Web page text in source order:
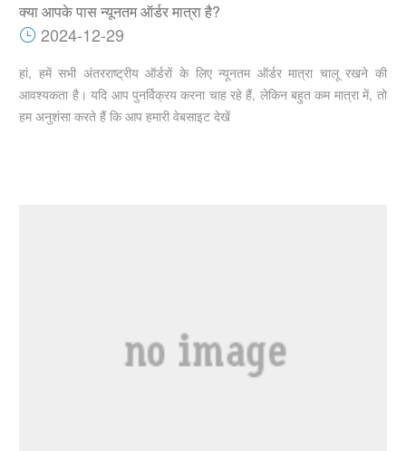
क्या आपके पास न्यूनतम ऑर्डर मात्रा है?
2024-12-29
हां, हमें सभी अंतरराष्ट्रीय ऑर्डरों के लिए न्यूनतम ऑर्डर मात्रा चालू रखने की
आवश्यकता है। यदि आप पुनर्विक्रय करना चाह रहे हैं, लेकिन बहुत कम मात्रा में, तो
हम अनुशंसा करते हैं कि आप हमारी वेबसाइट देखें